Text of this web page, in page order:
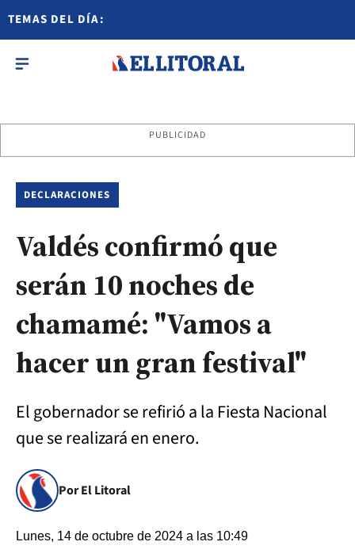
TEMAS DEL DÍA:
PUBLICIDAD
DECLARACIONES
Valdés confirmó que
serán 10 noches de
chamamé: "Vamos a
hacer un gran festival"
El gobernador se refirió a la Fiesta Nacional
que se realizará en enero.
Por El Litoral
Lunes, 14 de octubre de 2024 a las 10:49